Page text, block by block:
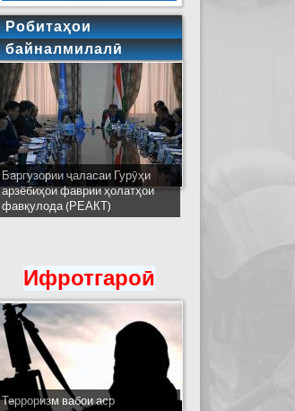
Робитаҳои
байналмилалӣ
Баргузории ҷаласаи Гурӯҳи
арзёбиҳои фаврии ҳолатҳои
фавқулода (РЕАКТ)
Ширкати ҳайати Тоҷикистон дар
ҷаласаи идораҳои наҷоти
кишварҳои узви СҲШ дар
шаҳри Деҳлӣ
Ифротгароӣ
Терроризм вабои аср